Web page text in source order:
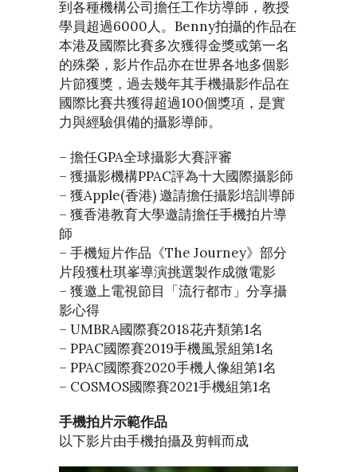
到各種機構公司擔任工作坊導師，教授
學員超過6000人。Benny拍攝的作品在
本港及國際比賽多次獲得金獎或第一名
的殊榮，影片作品亦在世界各地多個影
片節獲獎，過去幾年其手機攝影作品在
國際比賽共獲得超過100個獎項，是實
力與經驗俱備的攝影導師。
– 擔任GPA全球攝影大賽評審
– 獲攝影機構PPAC評為十大國際攝影師
– 獲Apple(香港) 邀請擔任攝影培訓導師
– 獲香港教育大學邀請擔任手機拍片導
師
– 手機短片作品《The Journey》部分
片段獲杜琪峯導演挑選製作成微電影
– 獲邀上電視節目「流行都市」分享攝
影心得
– UMBRA國際賽2018花卉類第1名
– PPAC國際賽2019手機風景組第1名
– PPAC國際賽2020手機人像組第1名
– COSMOS國際賽2021手機組第1名
手機拍片示範作品
以下影片由手機拍攝及剪輯而成